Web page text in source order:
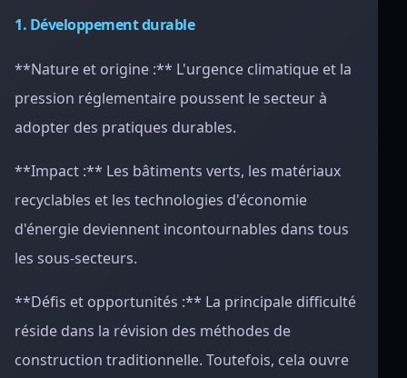
1. Développement durable
**Nature et origine :** L'urgence climatique et la
pression réglementaire poussent le secteur à
adopter des pratiques durables.
**Impact :** Les bâtiments verts, les matériaux
recyclables et les technologies d'économie
d'énergie deviennent incontournables dans tous
les sous-secteurs.
**Défis et opportunités :** La principale difficulté
réside dans la révision des méthodes de
construction traditionnelle. Toutefois, cela ouvre